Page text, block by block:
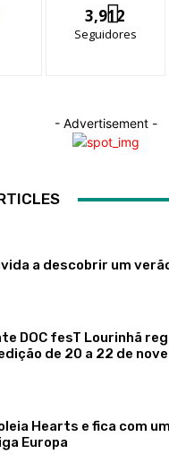
3,912
Seguidores
- Advertisement -
a descobrir um
DOC fesT Lourinhã
de 20 a 22 de
Hearts e fica com
Europa